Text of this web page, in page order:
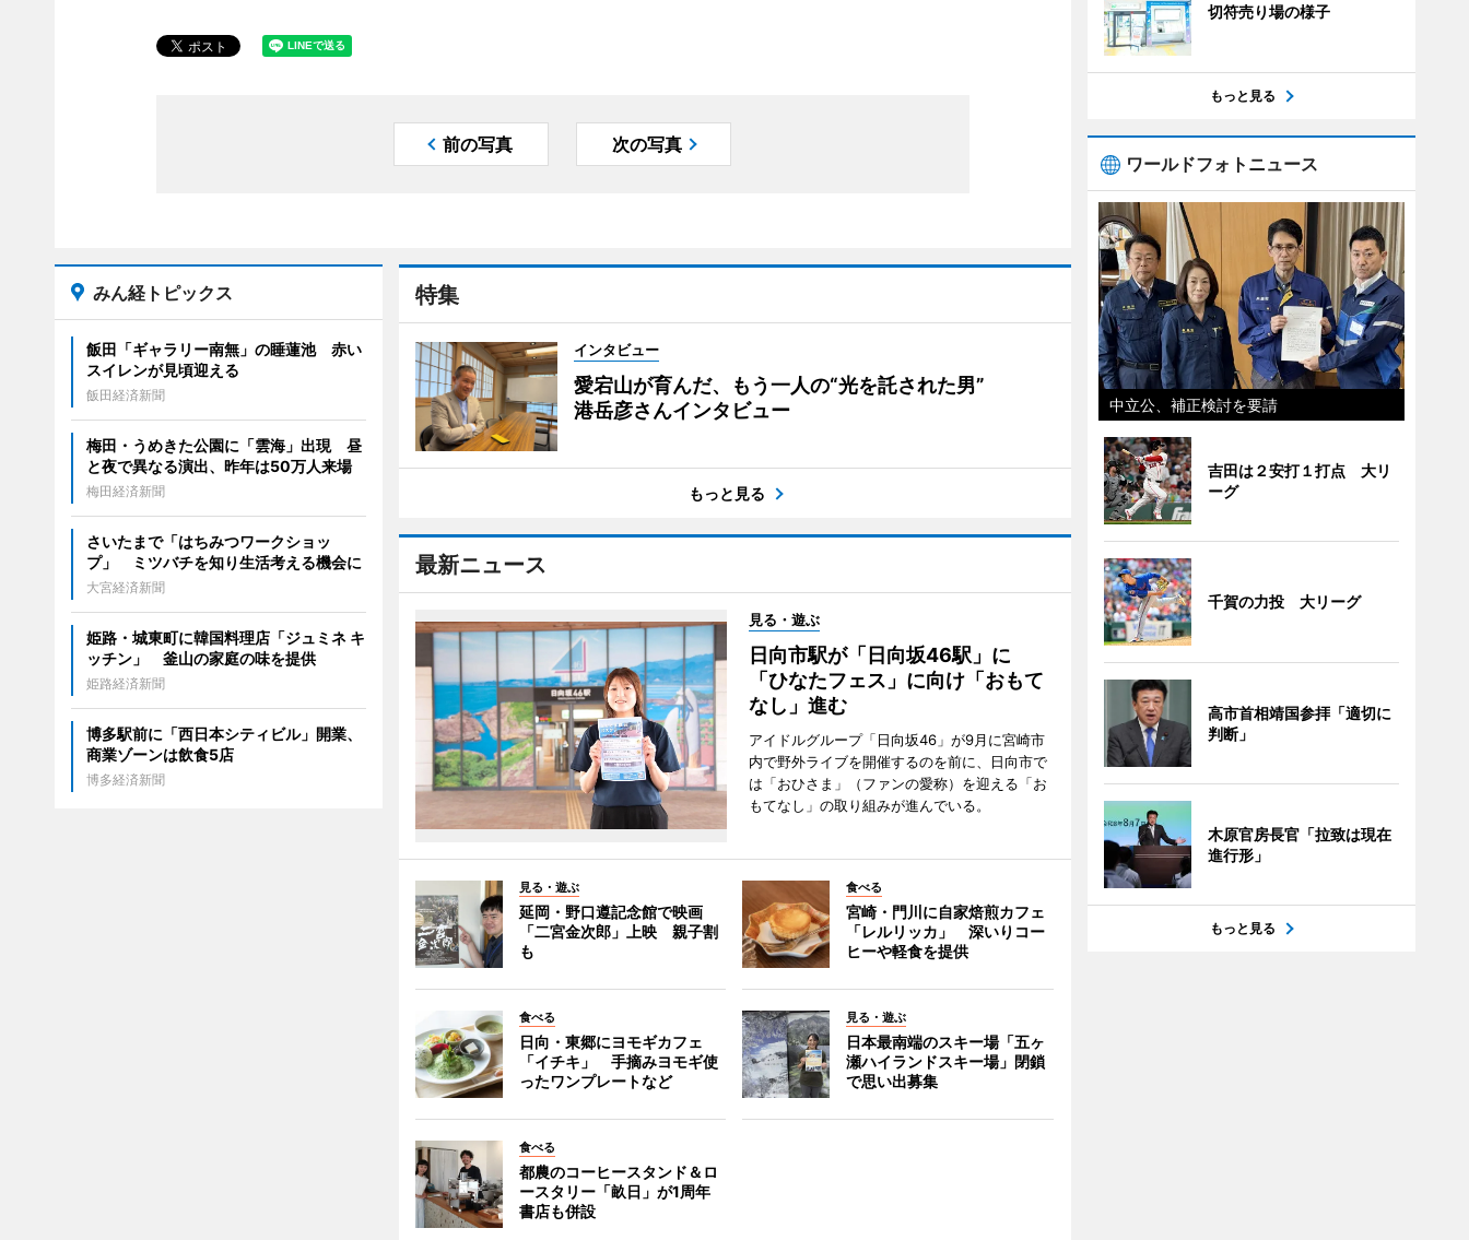
前の写真 次の写真
特集
インタビュー
愛宕山が育んだ、もう一人の“光を託された男”
港岳彦さんインタビュー
もっと見る
最新ニュース
見る・遊ぶ
日向市駅が「日向坂46駅」に
「ひなたフェス」に向け「おもて
なし」進む
アイドルグループ「日向坂46」が9月に宮崎市
内で野外ライブを開催するのを前に、日向市で
は「おひさま」（ファンの愛称）を迎える「お
もてなし」の取り組みが進んでいる。
見る・遊ぶ
延岡・野口遵記念館で映画
「二宮金次郎」上映 親子割
も
食べる
宮崎・門川に自家焙煎カフェ
「レルリッカ」 深いりコー
ヒーや軽食を提供
食べる
日向・東郷にヨモギカフェ
「イチキ」 手摘みヨモギ使
ったワンプレートなど
見る・遊ぶ
日本最南端のスキー場「五ヶ
瀬ハイランドスキー場」閉鎖
で思い出募集
食べる
都農のコーヒースタンド＆ロ
ースタリー「畝日」が1周年
書店も併設
みん経トピックス
飯田「ギャラリー南無」の睡蓮池 赤い
スイレンが見頃迎える
飯田経済新聞
梅田・うめきた公園に「雲海」出現 昼
と夜で異なる演出、昨年は50万人来場
梅田経済新聞
さいたまで「はちみつワークショッ
プ」 ミツバチを知り生活考える機会に
大宮経済新聞
姫路・城東町に韓国料理店「ジュミネ キ
ッチン」 釜山の家庭の味を提供
姫路経済新聞
博多駅前に「西日本シティビル」開業、
商業ゾーンは飲食5店
博多経済新聞
切符売り場の様子
もっと見る
ワールドフォトニュース
中立公、補正検討を要請
吉田は２安打１打点 大リ
ーグ
千賀の力投 大リーグ
高市首相靖国参拝「適切に
判断」
木原官房長官「拉致は現在
進行形」
もっと見る